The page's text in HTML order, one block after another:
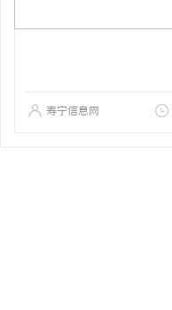
寿宁信息网